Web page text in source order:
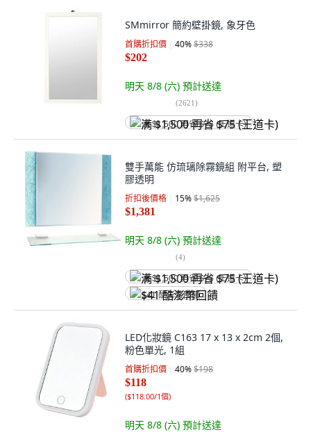
SMmirror 簡約壁掛鏡, 象牙色
首購折扣價 40%$338
$202
明天 8/8 (六) 預計送達
(2621)
满 $1,500 再省 $75 (王道卡)
雙手萬能 仿琉璃除霧鏡組 附平台, 塑
膠透明
折扣後價格 15%$1,625
$1,381
明天 8/8 (六) 預計送達
(4)
满 $1,500 再省 $75 (王道卡)
$41 酷澎幣回饋
LED化妝鏡 C163 17 x 13 x 2cm 2個,
粉色單光, 1組
首購折扣價 40%$198
$118
($118.00/1個)
明天 8/8 (六) 預計送達